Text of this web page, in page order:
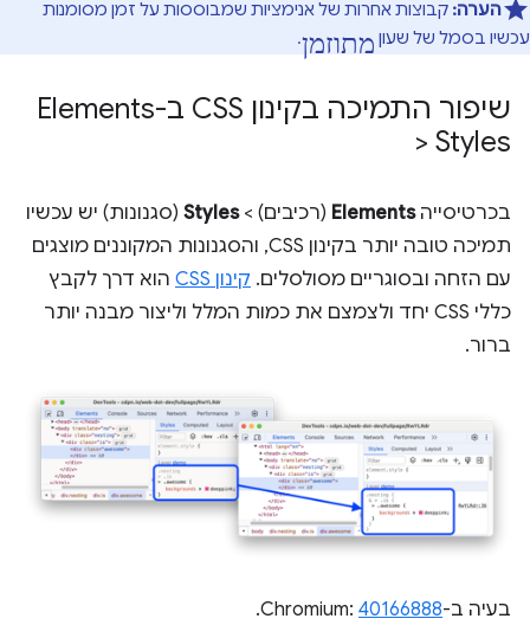
הערה: קבוצות אחרות של אנימציות שמבוססות על זמן מסומנות
עכשיו בסמל של שעון מתוזמן.
שיפור התמיכה בקינון CSS ב-Elements
> Styles
בכרטיסייהElements (רכיבים) >Styles (סגנונות) יש עכשיו
תמיכה טובה יותר בקינון CSS, והסגנונות המקוננים מוצגים
עם הזחה ובסוגריים מסולסלים. קינון CSS
הוא דרך לקבץ
כללי CSS יחד ולצמצם את כמות המלל וליצור מבנה יותר
ברור.
בעיה ב-Chromium:40166888
.